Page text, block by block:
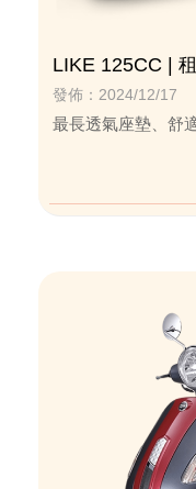
LIKE 125CC |
發佈：2024/12/17
最長透氣座墊、舒